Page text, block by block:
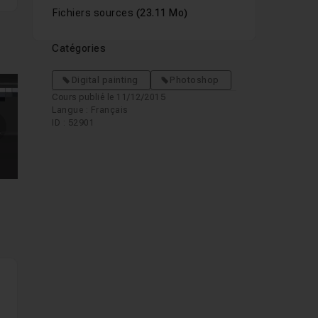
suivantes
Fichiers sources (23.11 Mo)
Catégories
Digital painting
Photoshop
Cours publié le 11/12/2015
Langue : Français
ID : 52901